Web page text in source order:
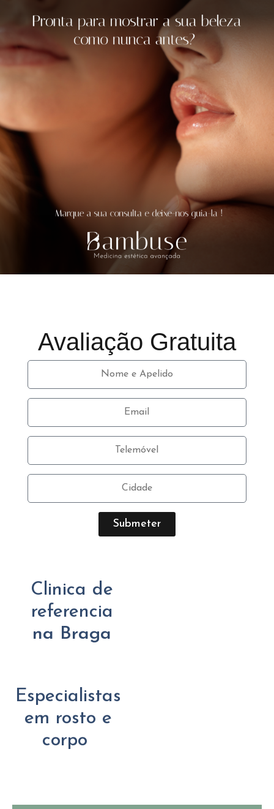
Avaliação Gratuita
Submeter
Clinica de
referencia
na Braga
Especialistas
em rosto e
corpo